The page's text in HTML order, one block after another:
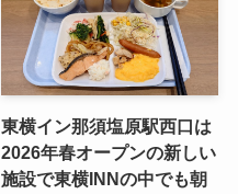
東横イン那須塩原駅西口は
2026年春オープンの新しい
施設で東横INNの中でも朝